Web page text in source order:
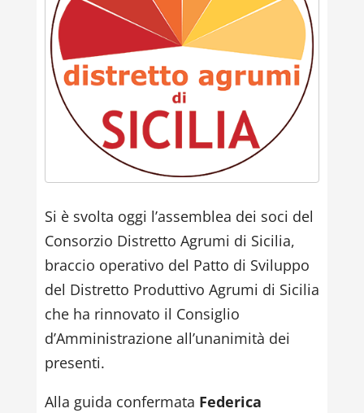
Si è svolta oggi l’assemblea dei soci del
Consorzio Distretto Agrumi di Sicilia,
braccio operativo del Patto di Sviluppo
del Distretto Produttivo Agrumi di Sicilia
che ha rinnovato il Consiglio
d’Amministrazione all’unanimità dei
presenti.
Alla guida confermata Federica